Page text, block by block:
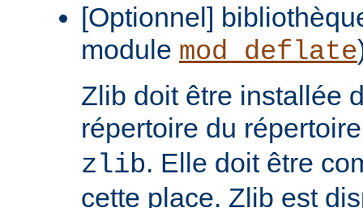
[Optionnel]
module mod_deflate
Zlib doit être installée
répertoire du
zlib. Elle doit être
cette place. Zlib est